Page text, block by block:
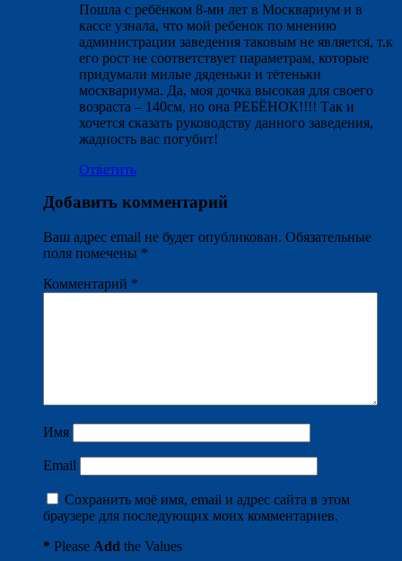
Пошла с ребёнком 8-ми лет в Москвариум и в
кассе узнала, что мой ребенок по мнению
администрации заведения таковым не является, т.к
его рост не соответствует параметрам, которые
придумали милые дяденьки и тётеньки
москвариума. Да, моя дочка высокая для своего
возраста – 140см, но она РЕБЁНОК!!!! Так и
хочется сказать руководству данного заведения,
жадность вас погубит!
Ответить
Добавить комментарий
Ваш адрес email не будет опубликован. Обязательные
поля помечены *
Комментарий *
Имя
Email
Сохранить моё имя, email и адрес сайта в этом
браузере для последующих моих комментариев.
* Please Add the Values